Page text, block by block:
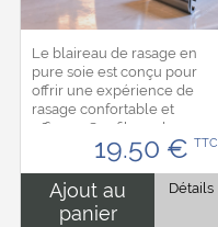
Le blaireau de rasage en
pure soie est conçu pour
offrir une expérience de
rasage confortable et
efficace. Ses fibres douces
permettent de monter
facilement une mousse
riche et homogène, tout
en...
19.50 € TTC
Ajout au
panier
Détails